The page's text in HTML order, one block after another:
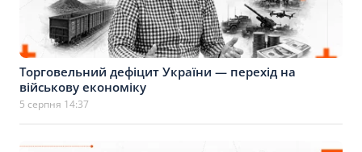
Торговельний дефіцит України — перехід на
військову економіку
5 серпня 14:37